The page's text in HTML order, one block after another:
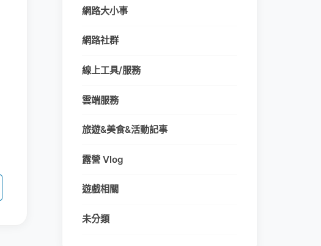
網路大小事
網路社群
線上工具/服務
雲端服務
旅遊&美食&活動記事
露營 Vlog
遊戲相關
未分類